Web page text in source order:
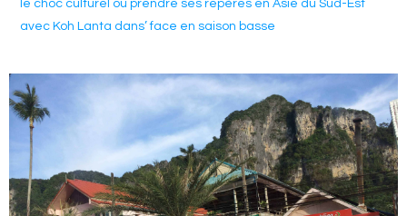
le choc culturel ou prendre ses repères en Asie du Sud-Est
avec Koh Lanta dans’ face en saison basse